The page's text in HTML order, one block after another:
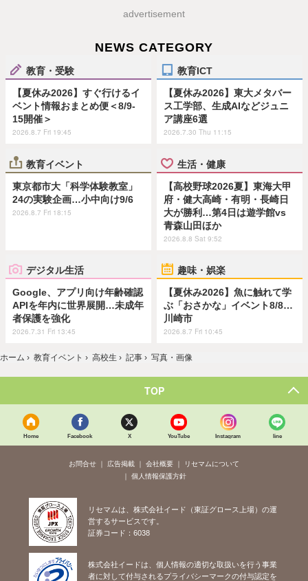
advertisement
NEWS CATEGORY
教育・受験
【夏休み2026】すぐ行けるイ
ベント情報おまとめ便＜8/9-
15開催＞
2026.8.7 Fri 19:45
教育ICT
【夏休み2026】東大メタバー
ス工学部、生成AIなどジュニ
ア講座6選
2026.7.30 Thu 11:15
教育イベント
東京都市大「科学体験教室」
24の実験企画…小中向け9/6
2026.8.7 Fri 18:15
生活・健康
【高校野球2026夏】東海大甲
府・健大高崎・有明・長崎日
大が勝利…第4日は遊学館vs
青森山田ほか
2026.8.8 Sat 9:52
デジタル生活
Google、アプリ向け年齢確認
APIを年内に世界展開…未成年
者保護を強化
2026.7.31 Fri 13:45
趣味・娯楽
【夏休み2026】魚に触れて学
ぶ「おさかな」イベント8/8…
川崎市
2026.8.7 Fri 10:45
ホーム › 教育イベント › 高校生 › 記事 › 写真・画像
TOP
Home Facebook X YouTube Instagram line
お問合せ 広告掲載 会社概要
リセマムについて
個人情報保護方針
リセマムは、株式会社イード（東証グロース上場）の運
営するサービスです。
証券コード：6038
株式会社イードは、個人情報の適切な取扱いを行う事業
者に対して付与されるプライバシーマークの付与認定を